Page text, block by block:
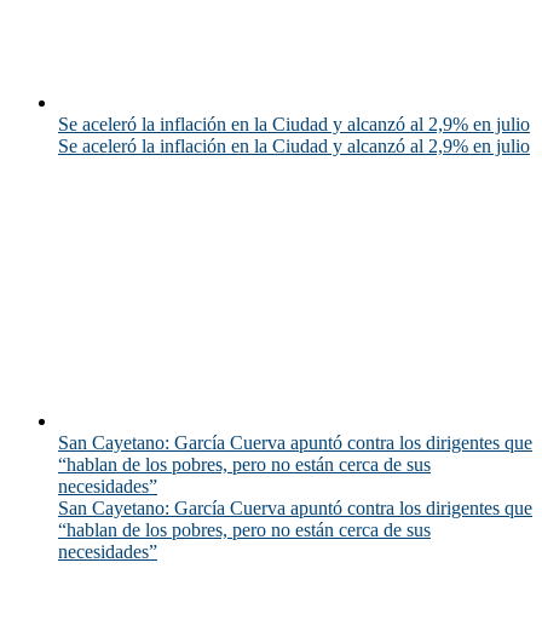
Se aceleró la inflación en la Ciudad y alcanzó al 2,9% en julio
Se aceleró la inflación en la Ciudad y alcanzó al 2,9% en julio
San Cayetano: García Cuerva apuntó contra los dirigentes que
“hablan de los pobres, pero no están cerca de sus
necesidades”
San Cayetano: García Cuerva apuntó contra los dirigentes que
“hablan de los pobres, pero no están cerca de sus
necesidades”